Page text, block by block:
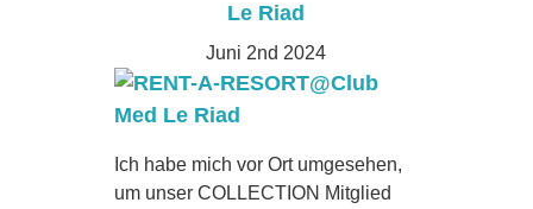
Le Riad
Juni 2nd 2024
Ich habe mich vor Ort umgesehen,
um unser COLLECTION Mitglied